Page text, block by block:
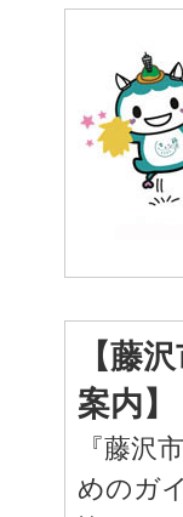
【藤
案内】
『藤沢
めのガ